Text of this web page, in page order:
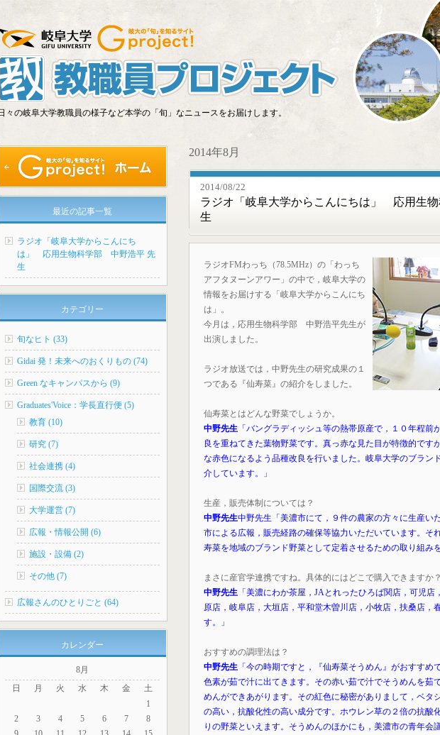
々の岐阜大学教職員の様子など本学の「旬」なニュースをお届けします。
2014年8月
2014/08/22
ラジオ「岐阜大学からこんにちは」 応用生
生
ラジオFMわっち（78.5MHz）の「わっち
アフタヌーンアワー」の中で，岐阜大学の
情報をお届けする「岐阜大学からこんにち
は」。
今月は，応用生物科学部 中野浩平先生が
出演しました。
ラジオ放送では，中野先生の研究成果の１
つである『仙寿菜』の紹介をしました。
仙寿菜とはどんな野菜でしょうか。
中野先生 「バングラディッシュ等の熱帯原産で，１０年程前
良を重ねてきた葉物野菜です。真っ赤な見た目が特徴的です
な赤色になるよう品種改良を行いました。岐阜大学のブラン
介しています。」
生産，販売体制については？
中野先生中野先生「美濃市にて，９件の農家の方々に生産い
市による広報，販売経路の確保等協力いただいています。そ
寿菜を地域のブランド野菜として定着させるための取り組み
まさに産官学連携ですね。具体的にはどこで購入できますか？
中野先生 「美濃にわか茶屋，JAとれったひろば関店，可児
原店，岐阜店，大垣店，平和堂木曽川店，小牧店，扶桑店，
す。」
おすすめの調理法は？
中野先生 「今の時期ですと，『仙寿菜そうめん』がおすすめ
色素が茹で汁に出てきます。その赤い茹で汁でそうめんを茹
めんができあがります。その紅色に秘密がありまして，ベタ
の高い，抗酸化性の高い成分です。ホウレン草の２倍の抗酸
りの野菜といえます。そうめんのほかにも，美濃市の青年会
最近の記事一覧
ラジオ「岐阜大学からこんにち
は」 応用生物科学部 中野浩平 先
生
カテゴリー
旬なヒト (33)
Gidai 発！未来へのおくりもの (74)
Green なキャンパスから (9)
Graduates'Voice：学長直行便 (5)
教育 (10)
研究 (7)
社会連携 (4)
国際交流 (3)
大学運営 (7)
広報・情報公開 (6)
施設・設備 (2)
その他 (7)
広報さんのひとりごと (64)
カレンダー
8月
日
月 火 水 木 金
土
1
2
3 4 5 6 7
8